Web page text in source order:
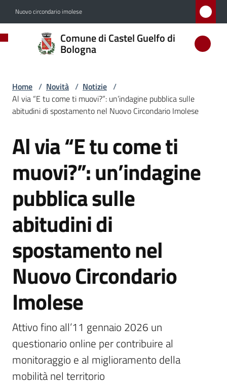
Nuovo circondario imolese
Comune di Castel Guelfo di
Bologna
Comune
di
Guelfo
di
Bologna
Amministrazione
Novità
Menu selezionato
Servizi
Vivere
Castel
Guelfo
Servizi
online
Tutti
Home / Novità / Notizie /
Al via “E tu come ti muovi?”: un’indagine pubblica sulle
abitudini di spostamento nel Nuovo Circondario Imolese
Salta al contenuto
Al via “E tu come ti
muovi?”: un’indagine
pubblica sulle
abitudini di
spostamento nel
Nuovo Circondario
Imolese
Attivo fino all’11 gennaio 2026 un
questionario online per contribuire al
monitoraggio e al miglioramento della
mobilità nel territorio